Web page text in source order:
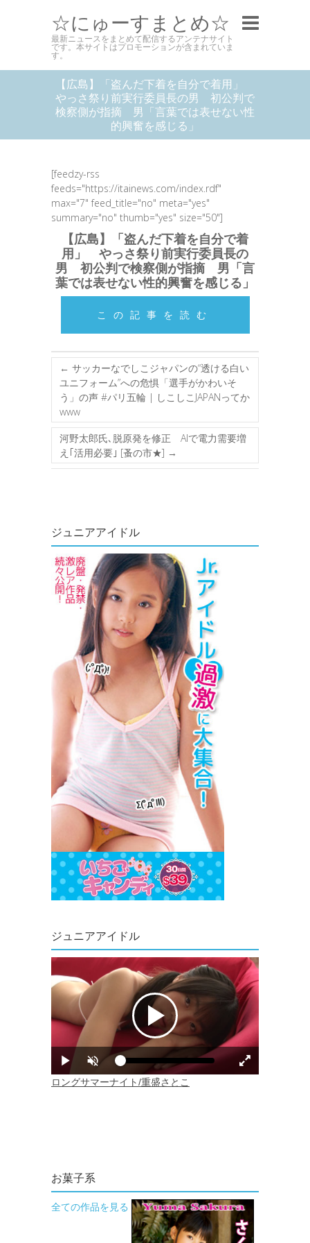
☆にゅーすまとめ☆
最新ニュースをまとめて配信するアンテナサイト
です。本サイトはプロモーションが含まれていま
す。
【広島】「盗んだ下着を自分で着用」
やっさ祭り前実行委員長の男 初公判で
検察側が指摘 男「言葉では表せない性
的興奮を感じる」
[feedzy-rss
feeds="https://itainews.com/index.rdf"
max="7" feed_title="no" meta="yes"
summary="no" thumb="yes" size="50"]
【広島】「盗んだ下着を自分で着
用」 やっさ祭り前実行委員長の
男 初公判で検察側が指摘 男「言
葉では表せない性的興奮を感じる」
この記事を読む
← サッカーなでしこジャパンの“透ける白い
ユニフォーム”への危惧「選手がかわいそ
う」の声 #パリ五輪 | しこしこJAPANってか
www
河野太郎氏､脱原発を修正 AIで電力需要増
え｢活用必要｣ [蚤の市★] →
ジュニアアイドル
ジュニアアイドル
お菓子系
全ての作品を見る